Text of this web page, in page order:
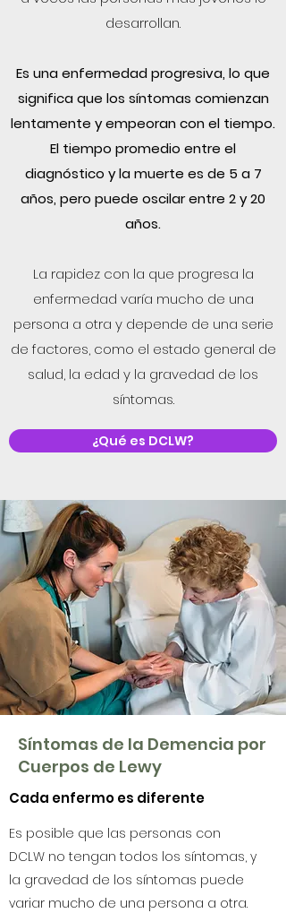
desarrollan.
Es una enfermedad progresiva, lo que
significa que los síntomas comienzan
lentamente y empeoran con el tiempo.
El tiempo promedio entre el
diagnóstico y la muerte es de 5 a 7
años, pero puede oscilar entre 2 y 20
años.
La rapidez con la que progresa la
enfermedad varía mucho de una
persona a otra y depende de una serie
de factores, como el estado general de
salud, la edad y la gravedad de los
síntomas.
¿Qué es DCLW?
Síntomas de la Demencia por
Cuerpos de Lewy
Cada enfermo es diferente
Es posible que las personas con
DCLW no tengan todos los síntomas, y
la gravedad de los síntomas puede
variar mucho de una persona a otra.